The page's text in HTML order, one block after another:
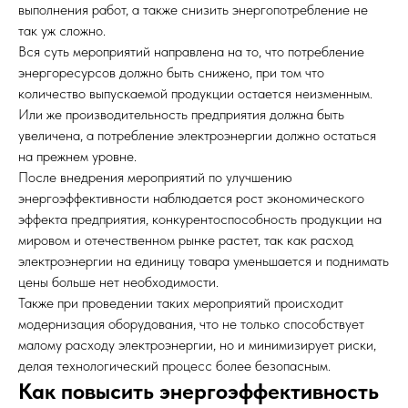
выполнения работ, а также снизить энергопотребление не
так уж сложно.
Вся суть мероприятий направлена на то, что потребление
энергоресурсов должно быть снижено, при том что
количество выпускаемой продукции остается неизменным.
Или же производительность предприятия должна быть
увеличена, а потребление электроэнергии должно остаться
на прежнем уровне.
После внедрения мероприятий по улучшению
энергоэффективности наблюдается рост экономического
эффекта предприятия, конкурентоспособность продукции на
мировом и отечественном рынке растет, так как расход
электроэнергии на единицу товара уменьшается и поднимать
цены больше нет необходимости.
Также при проведении таких мероприятий происходит
модернизация оборудования, что не только способствует
малому расходу электроэнергии, но и минимизирует риски,
делая технологический процесс более безопасным.
Как повысить энергоэффективность